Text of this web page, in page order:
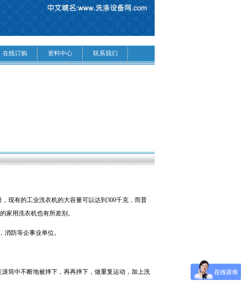
在线订购 资料中心 联系我们
现有的工业洗衣机的大容量可以达到300千克，而普
家用洗衣机也有所差别。
防等企事业单位。
筒中不断地被摔下，再再摔下，做重复运动，加上洗